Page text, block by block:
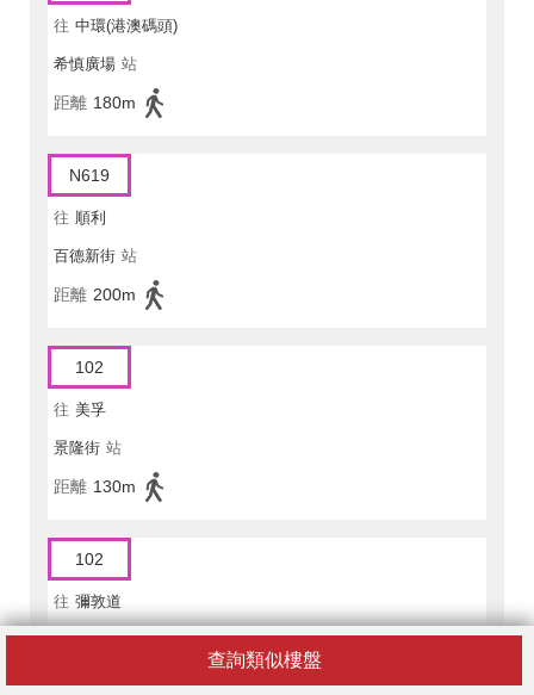
查詢類似樓盤
往 中環(港澳碼頭)
希慎廣場 站
距離 180m
N619
往 順利
百德新街 站
距離 200m
102
往 美孚
景隆街 站
距離 130m
102
往 彌敦道
景隆街 站